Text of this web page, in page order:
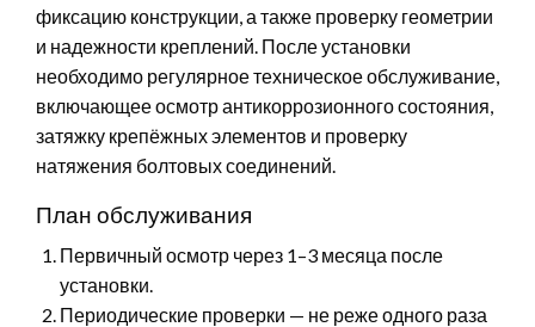
фиксацию конструкции, а также проверку геометрии
и надежности креплений. После установки
необходимо регулярное техническое обслуживание,
включающее осмотр антикоррозионного состояния,
затяжку крепёжных элементов и проверку
натяжения болтовых соединений.
План обслуживания
Первичный осмотр через 1–3 месяца после
установки.
Периодические проверки — не реже одного раза